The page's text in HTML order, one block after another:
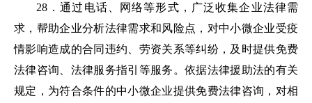
28．通过电话、网络等形式，广泛收集企业法律需
求，帮助企业分析法律需求和风险点，对中小微企业受疫
情影响造成的合同违约、劳资关系等纠纷，及时提供免费
法律咨询、法律服务指引等服务。依据法律援助法的有关
规定，为符合条件的中小微企业提供免费法律咨询，对相